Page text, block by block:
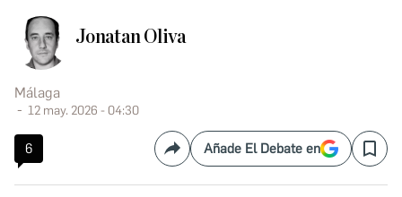
Jonatan Oliva
Málaga
12 may. 2026 - 04:30
6 CompartirAñade El Debate en Save